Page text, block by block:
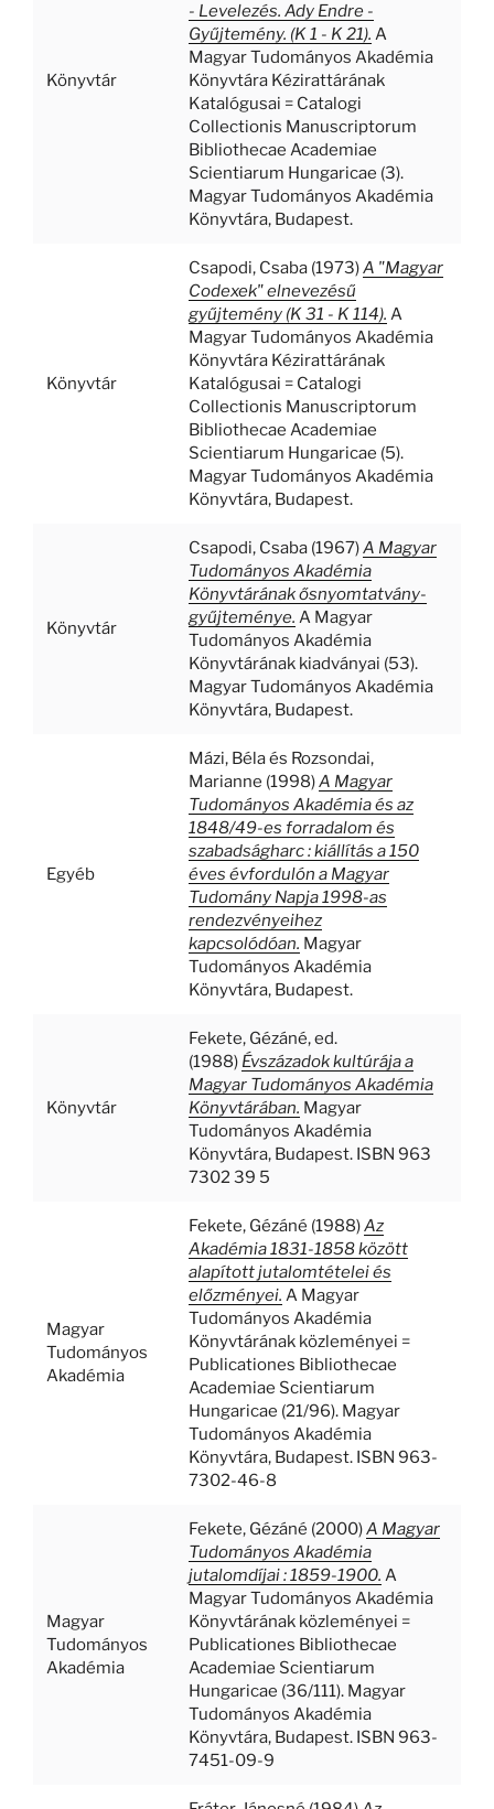
Könyvtár
- Levelezés. Ady Endre -
Gyűjtemény. (K 1 - K 21). A
Magyar Tudományos Akadémia
Könyvtára Kézirattárának
Katalógusai = Catalogi
Collectionis Manuscriptorum
Bibliothecae Academiae
Scientiarum Hungaricae (3).
Magyar Tudományos Akadémia
Könyvtára, Budapest.
Könyvtár
Csapodi, Csaba(1973)A "Magyar
Codexek" elnevezésű
gyűjtemény (K 31 - K 114). A
Magyar Tudományos Akadémia
Könyvtára Kézirattárának
Katalógusai = Catalogi
Collectionis Manuscriptorum
Bibliothecae Academiae
Scientiarum Hungaricae (5).
Magyar Tudományos Akadémia
Könyvtára, Budapest.
Könyvtár
Csapodi, Csaba(1967)A Magyar
Tudományos Akadémia
Könyvtárának ősnyomtatvány-
gyűjteménye. A Magyar
Tudományos Akadémia
Könyvtárának kiadványai (53).
Magyar Tudományos Akadémia
Könyvtára, Budapest.
Egyéb
Mázi, Bélaés Rozsondai,
Marianne (1998)A Magyar
Tudományos Akadémia és az
1848/49-es forradalom és
szabadságharc : kiállítás a 150
éves évfordulón a Magyar
Tudomány Napja 1998-as
rendezvényeihez
kapcsolódóan. Magyar
Tudományos Akadémia
Könyvtára, Budapest.
Könyvtár
Fekete, Gézáné, ed.
(1988) Évszázadok kultúrája a
Magyar Tudományos Akadémia
Könyvtárában. Magyar
Tudományos Akadémia
Könyvtára, Budapest. ISBN 963
7302 39 5
Magyar
Tudományos
Akadémia
Fekete, Gézáné (1988)Az
Akadémia 1831-1858 között
alapított jutalomtételei és
előzményei. A Magyar
Tudományos Akadémia
Könyvtárának közleményei =
Publicationes Bibliothecae
Academiae Scientiarum
Hungaricae (21/96). Magyar
Tudományos Akadémia
Könyvtára, Budapest. ISBN 963-
7302-46-8
Magyar
Tudományos
Akadémia
Fekete, Gézáné (2000)A Magyar
Tudományos Akadémia
jutalomdíjai : 1859-1900. A
Magyar Tudományos Akadémia
Könyvtárának közleményei =
Publicationes Bibliothecae
Academiae Scientiarum
Hungaricae (36/111). Magyar
Tudományos Akadémia
Könyvtára, Budapest. ISBN 963-
7451-09-9